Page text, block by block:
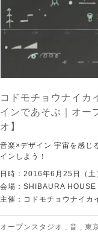
コドモチョウナイカ
インであそぶ｜オー
オ】
音楽×デザイン 宇宙を感じ
インしよう！
日時：2016年6月25日（土
会場：SHIBAURA HOUSE
主催：コドモチョウナイカ
オープンスタジオ , 音 , 東